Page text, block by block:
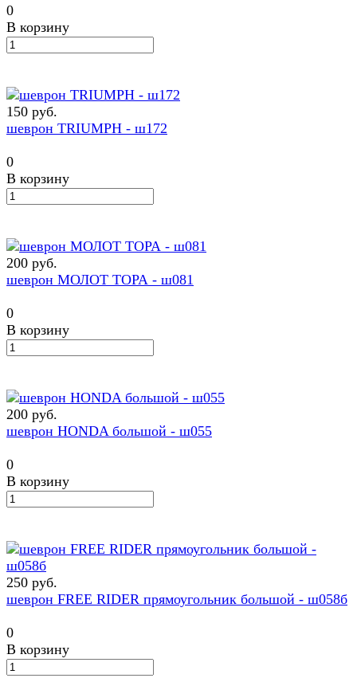
0
В корзину
150 руб.
шеврон TRIUMPH - ш172
0
В корзину
200 руб.
шеврон МОЛОТ ТОРА - ш081
0
В корзину
200 руб.
шеврон HONDA большой - ш055
0
В корзину
250 руб.
шеврон FREE RIDER прямоугольник большой - ш058б
0
В корзину